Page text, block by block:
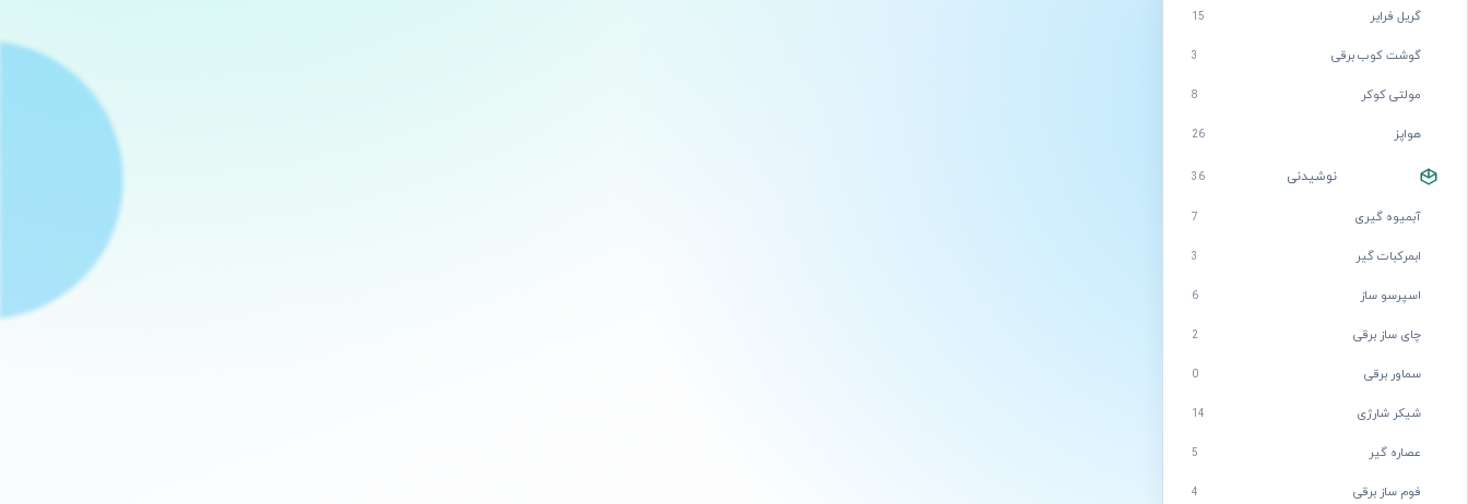
گریل فرایر 15
گوشت کوب برقی 3
مولتی کوکر 8
هواپز 26
نوشیدنی 36
آبمیوه گیری 7
ابمرکبات گیر 3
اسپرسو ساز 6
چای ساز برقی 2
سماور برقی 0
شیکر شارژی 14
عصاره گیر 5
فوم ساز برقی 4